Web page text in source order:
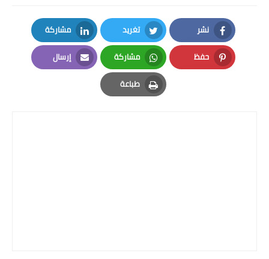
نشر
Facebook
تغريد
Twitter
مشاركة
LinkedIn
حفظ
Pinterest
مشاركة
Whatsapp
إرسال
Email
طباعة
Print